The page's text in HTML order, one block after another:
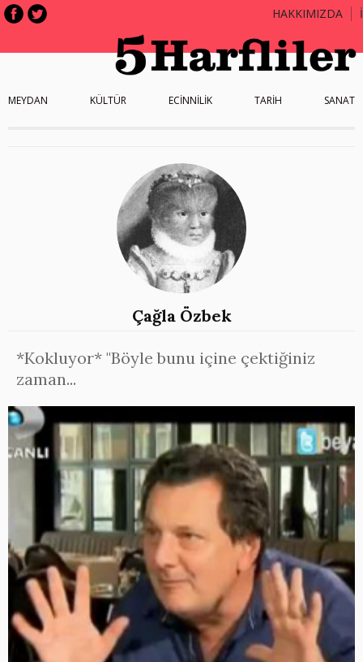
HAKKIMIZDA
MEYDAN KÜLTÜR ECİNNİLİK TARİH SANAT
Çağla Özbek
*Kokluyor* "Böyle bunu içine çektiğiniz
zaman...